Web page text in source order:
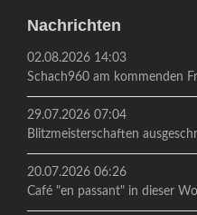
Nachrichten
02.08.2026 14:03
Schach960 am kommenden
29.07.2026 07:04
Blitzmeisterschaften
20.07.2026 06:26
Café "en passant" in dieser